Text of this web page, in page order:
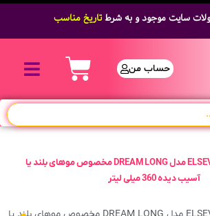
سایت موجود و به شرطتاریخ مناسب
حساب من
شامپو لورآل سری ELSEVE مدل DREAM LONG مخصوص موهای بلند یا
آسیب دیده 360 میلی لیتر